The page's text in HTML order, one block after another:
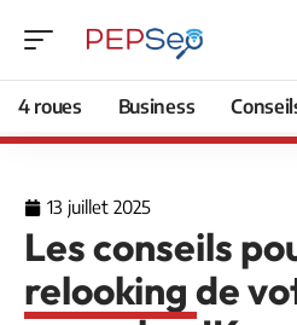
4 roues Business
13 juillet 2025
Les conseils
relooking de